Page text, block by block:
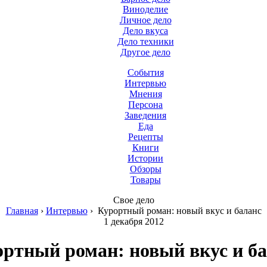
Виноделие
Личное дело
Дело вкуса
Дело техники
Другое дело
События
Интервью
Мнения
Персона
Заведения
Еда
Рецепты
Книги
Истории
Обзоры
Товары
Свое дело
Главная› Интервью› Курортный роман: новый вкус и баланс
1 декабря 2012
роман: новый вкус и